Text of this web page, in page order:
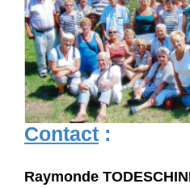
Contact :
Raymonde